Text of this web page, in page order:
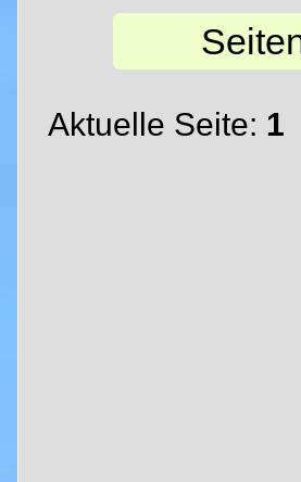
Aktuelle Seite: 1